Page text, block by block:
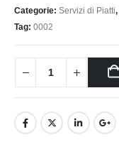
Categorie: Servizi di Piatti,
Tag: 0002